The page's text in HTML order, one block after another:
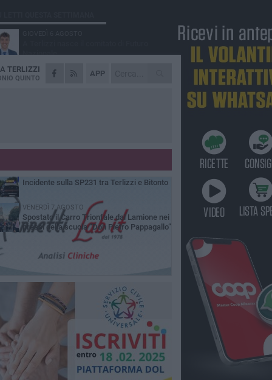
APP
TERLIZZI
QUINTO
Nazionale
LUNEDÌ 3 AGOSTO
Gatto senza vita sul marciapiede: macabro
Mini Carro, una tradizione che guarda al
DOMENICA 2 AGOSTO
Incidente sulla SP231 tra Terlizzi e Bitonto
VENERDÌ 7 AGOSTO
Spostato il Carro Trionfale dal Lamione nei
pressi della scuola “Don Pietro Pappagallo”